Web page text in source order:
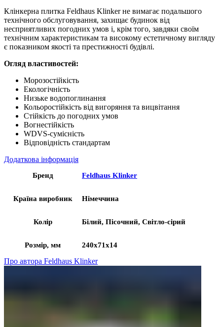
Клінкерна плитка Feldhaus Klinker не вимагає подальшого
технічного обслуговування, захищає будинок від
несприятливих погодних умов і, крім того, завдяки своїм
технічним характеристикам та високому естетичному вигляду
є показником якості та престижності будівлі.
Огляд властивостей:
Морозостійкість
Екологічність
Низьке водопоглинання
Кольоростійкість від вигоряння та вицвітання
Стійкість до погодних умов
Вогнестійкість
WDVS-сумісність
Відповідність стандартам
Додаткова інформація
Бренд Feldhaus Klinker
Країна виробник Німеччина
Колір Білий, Пісочний, Світло-сірий
Розмір, мм 240x71x14
Про автора Feldhaus Klinker